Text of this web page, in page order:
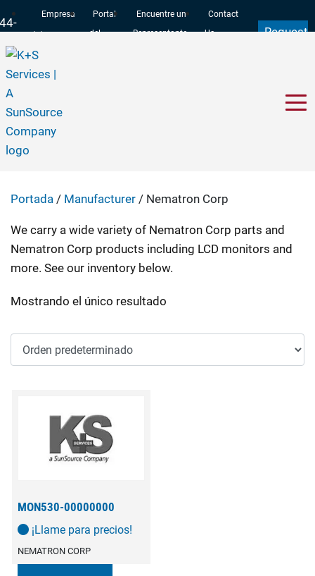
Empresa
Portal
del
Encuentre un
Representante
Contact
Us
Request
Nematron Corp
Portada / Manufacturer / Nematron Corp
We carry a wide variety of Nematron Corp parts and
Nematron Corp products including LCD monitors and
more. See our inventory below.
Mostrando el único resultado
MON530-00000000
¡Llame para precios!
NEMATRON CORP